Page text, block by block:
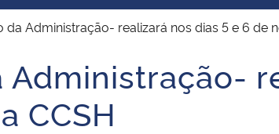
da Administração- realizará nos dias 5 e 6 de
CCSH